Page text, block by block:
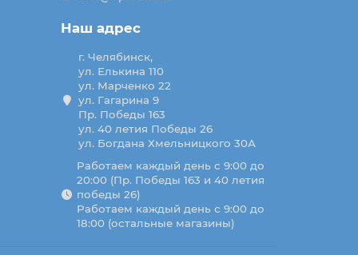
Наш адрес
г. Челябинск,
ул. Елькина 110
ул. Марченко 22
ул. Гагарина 9
Пр. Победы 163
ул. 40 летия Победы 26
ул. Богдана Хмельницкого 30А
Работаем каждый день с 9:00 до
20:00 (Пр. Победы 163 и 40 летия
победы 26)
Работаем каждый день с 9:00 до
18:00 (остальные магазины)